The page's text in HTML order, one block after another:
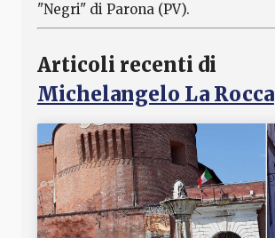
"Negri" di Parona (PV).
Articoli recenti di
Michelangelo La Rocca